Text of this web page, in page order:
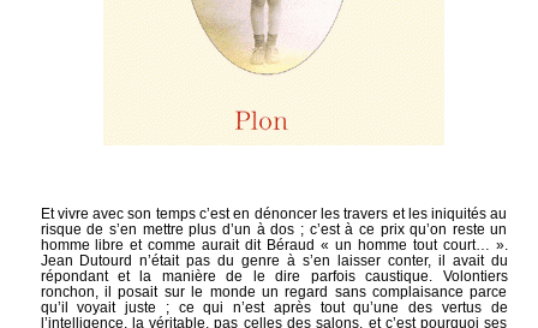
Et vivre avec son temps c’est en dénoncer les travers et les iniquités au
risque de s’en mettre plus d’un à dos ; c’est à ce prix qu’on reste un
homme libre et comme aurait dit Béraud « un homme tout court… ».
Jean Dutourd n’était pas du genre à s’en laisser conter, il avait du
répondant et la manière de le dire parfois caustique. Volontiers
ronchon, il posait sur le monde un regard sans complaisance parce
qu’il voyait juste ; ce qui n’est après tout qu’une des vertus de
l’intelligence, la véritable, pas celles des salons, et c’est pourquoi ses